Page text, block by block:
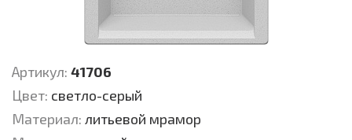
Артикул: 41706
Цвет: светло-серый
Материал: литьевой мрамор